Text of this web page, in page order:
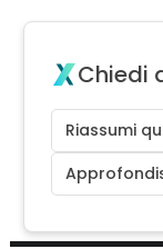
Chiedi
Riassumi